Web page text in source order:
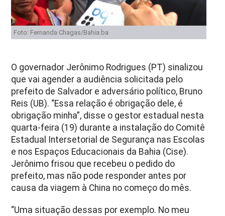
Foto: Fernanda Chagas/Bahia.ba
O governador Jerônimo Rodrigues (PT) sinalizou
que vai agender a audiência solicitada pelo
prefeito de Salvador e adversário político, Bruno
Reis (UB). “Essa relação é obrigação dele, é
obrigação minha”, disse o gestor estadual nesta
quarta-feira (19) durante a instalação do Comitê
Estadual Intersetorial de Segurança nas Escolas
e nos Espaços Educacionais da Bahia (Cise).
Jerônimo frisou que recebeu o pedido do
prefeito, mas não pode responder antes por
causa da viagem à China no começo do mês.
“Uma situação dessas por exemplo. No meu